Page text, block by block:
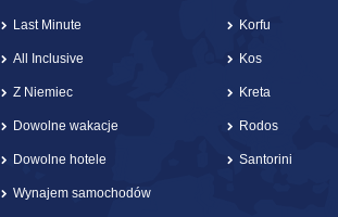
Last Minute
All Inclusive
Z Niemiec
Dowolne wakacje
Dowolne hotele
Wynajem samochodów
Korfu
Kos
Kreta
Rodos
Santorini